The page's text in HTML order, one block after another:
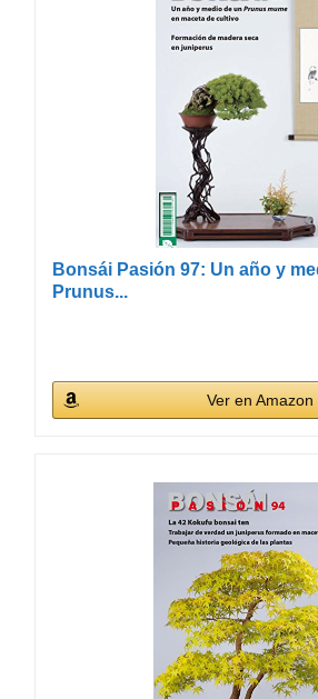
Bonsái Pasión 97: Un año y
Prunus...
Ver en Amazon